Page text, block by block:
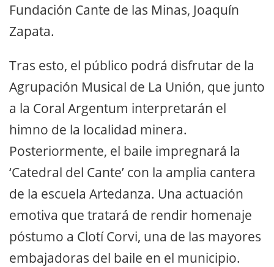
Fundación Cante de las Minas, Joaquín
Zapata.
Tras esto, el público podrá disfrutar de la
Agrupación Musical de La Unión, que junto
a la Coral Argentum interpretarán el
himno de la localidad minera.
Posteriormente, el baile impregnará la
‘Catedral del Cante’ con la amplia cantera
de la escuela Artedanza. Una actuación
emotiva que tratará de rendir homenaje
póstumo a Clotí Corvi, una de las mayores
embajadoras del baile en el municipio.